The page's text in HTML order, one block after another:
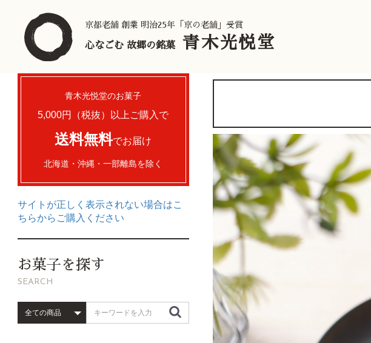
京都老舗 創業 明治25年「京の老舗」受賞
心なごむ 故郷の銘菓 青木光悦堂
青木光悦堂のお菓子
5,000円（税抜）以上 ご購入で
送料無料でお届け
北海道・沖縄・一部離島を除く
サイトが正しく表示されない場合はこ
ちらからご購入ください
お菓子を探す
SEARCH